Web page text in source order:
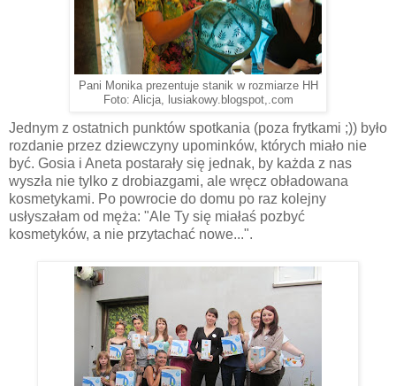
Pani Monika prezentuje stanik w rozmiarze HH
Foto: Alicja, lusiakowy.blogspot,.com
Jednym z ostatnich punktów spotkania (poza frytkami ;)) było
rozdanie przez dziewczyny upominków, których miało nie
być. Gosia i Aneta postarały się jednak, by każda z nas
wyszła nie tylko z drobiazgami, ale wręcz obładowana
kosmetykami. Po powrocie do domu po raz kolejny
usłyszałam od męża: "Ale Ty się miałaś pozbyć
kosmetyków, a nie przytachać nowe...".